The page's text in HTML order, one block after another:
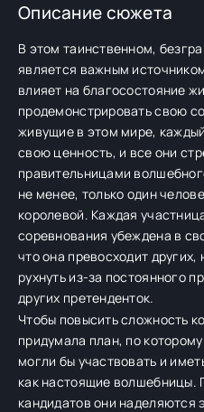
Описание сюжета
В этом таинственном,
является важным
влияет на благосостояние
продемонстрировать свою
живущие в этом мире,
свою ценность, и все они
правительницами
не менее, только один
королевой. Каждая
соревнования убеждена в
что она превосходит
рухнуть из-за постоянного
других претенденток.
Чтобы повысить сложность
придумала план, по
могли бы участвовать и
как настоящие волшебницы.
кандидатов они наделяются